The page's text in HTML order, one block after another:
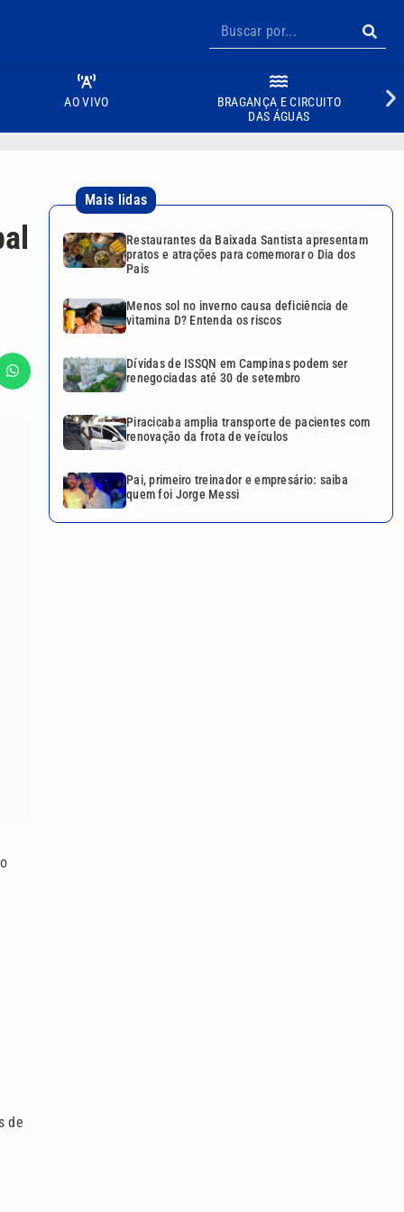
AO VIVO
BRAGANÇA E CIRCUITO
DAS ÁGUAS
de
Mais lidas
Restaurantes da Baixada Santista apresentam
pratos e atrações para comemorar o Dia dos
Pais
Menos sol no inverno causa deficiência de
vitamina D? Entenda os riscos
Dívidas de ISSQN em Campinas podem ser
renegociadas até 30 de setembro
Piracicaba amplia transporte de pacientes com
renovação da frota de veículos
Pai, primeiro treinador e empresário: saiba
quem foi Jorge Messi